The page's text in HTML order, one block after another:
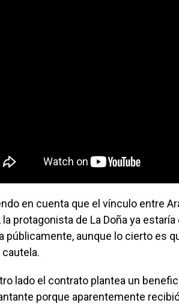
en cuenta que el vínculo entre
la protagonista de La Doña ya
públicamente, aunque lo cierto es
lado el contrato plantea un
porque aparentemente